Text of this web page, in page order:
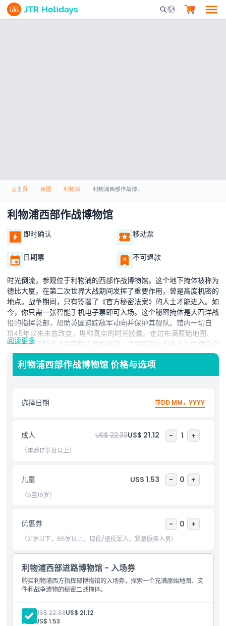
Mobile Search
主页 英国 利物浦 利物浦西部作战博物馆
利物浦西部作战博物馆
即时确认 移动票
日期票 不可退款
时光倒流，参观位于利物浦的西部作战博物馆。这个地下掩体被称为
德比大厦，在第二次世界大战期间发挥了重要作用，曾是高度机密的
地点。战争期间，只有签署了《官方秘密法案》的人士才能进入。如
今，你只需一张智能手机电子票即可入场。这个秘密掩体是大西洋战
役的指挥总部，帮助英国追踪敌军动向并保护其舰队。馆内一切自
1945年以来未曾改变，堪称真实的时光胶囊。走过布满原始地图、
文件和用于制定战争策略工具的房间，了解军官如何在这片隐藏空间
中工作以保卫国家。亮点之一是一部罕见的电话，直接连接丘吉尔的
战争指挥室，是全球仅存两部之一。不论你是历史爱好者还是想了解
战时工作的方式，利物浦西部作战博物馆都是必访之地。
亮点
包含项
排除项
营业时间
需要了解的事项
位置
如何到达那里
阅读更多
利物浦西部作战博物馆 价格与选项
选择日期 DD MM，YYYY
成人 US$ 22.33US$ 21.12 - 1 +
（年龄17岁及以上）
儿童 US$ 1.53 - 0 +
（5至16岁）
优惠券 - 0 +
（21岁以下，65岁以上，现役/退役军人，紧急服务人员）
利物浦西部进路博物馆 - 入场券
购买利物浦西方指挥部博物馆的入场券，探索一个充满原始地图、文
件和战争遗物的秘密二战掩体。
成人: US$ 22.33US$ 21.12
儿童: US$ 1.53